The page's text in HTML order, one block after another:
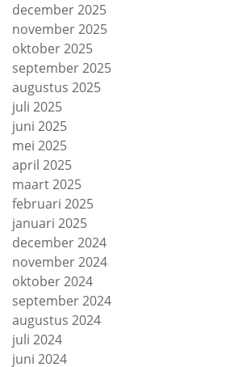
december 2025
november 2025
oktober 2025
september 2025
augustus 2025
juli 2025
juni 2025
mei 2025
april 2025
maart 2025
februari 2025
januari 2025
december 2024
november 2024
oktober 2024
september 2024
augustus 2024
juli 2024
juni 2024